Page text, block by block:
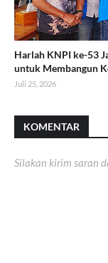
Harlah KNPI ke-53
untuk Membangun
Juli 25, 2026
KOMENTAR
Silakan kirim saran